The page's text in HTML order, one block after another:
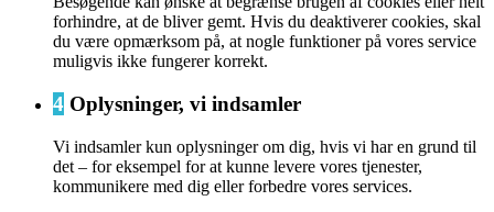
forhindre, at de bliver gemt. Hvis du deaktiverer cookies, skal
du være opmærksom på, at nogle funktioner på vores service
muligvis ikke fungerer korrekt.
4 Oplysninger, vi indsamler
Vi indsamler kun oplysninger om dig, hvis vi har en grund til
det – for eksempel for at kunne levere vores tjenester,
kommunikere med dig eller forbedre vores services.